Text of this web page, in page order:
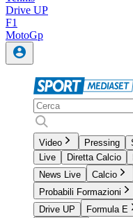
Drive UP
F1
MotoGp
Video Pressing
Live
Diretta Calcio
News Live
Calcio
Probabili Formazioni
Drive UP
Formula E